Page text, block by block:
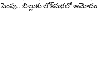
పెంపు.. బిల్లుకు లోక్‌సభలో ఆమోదం